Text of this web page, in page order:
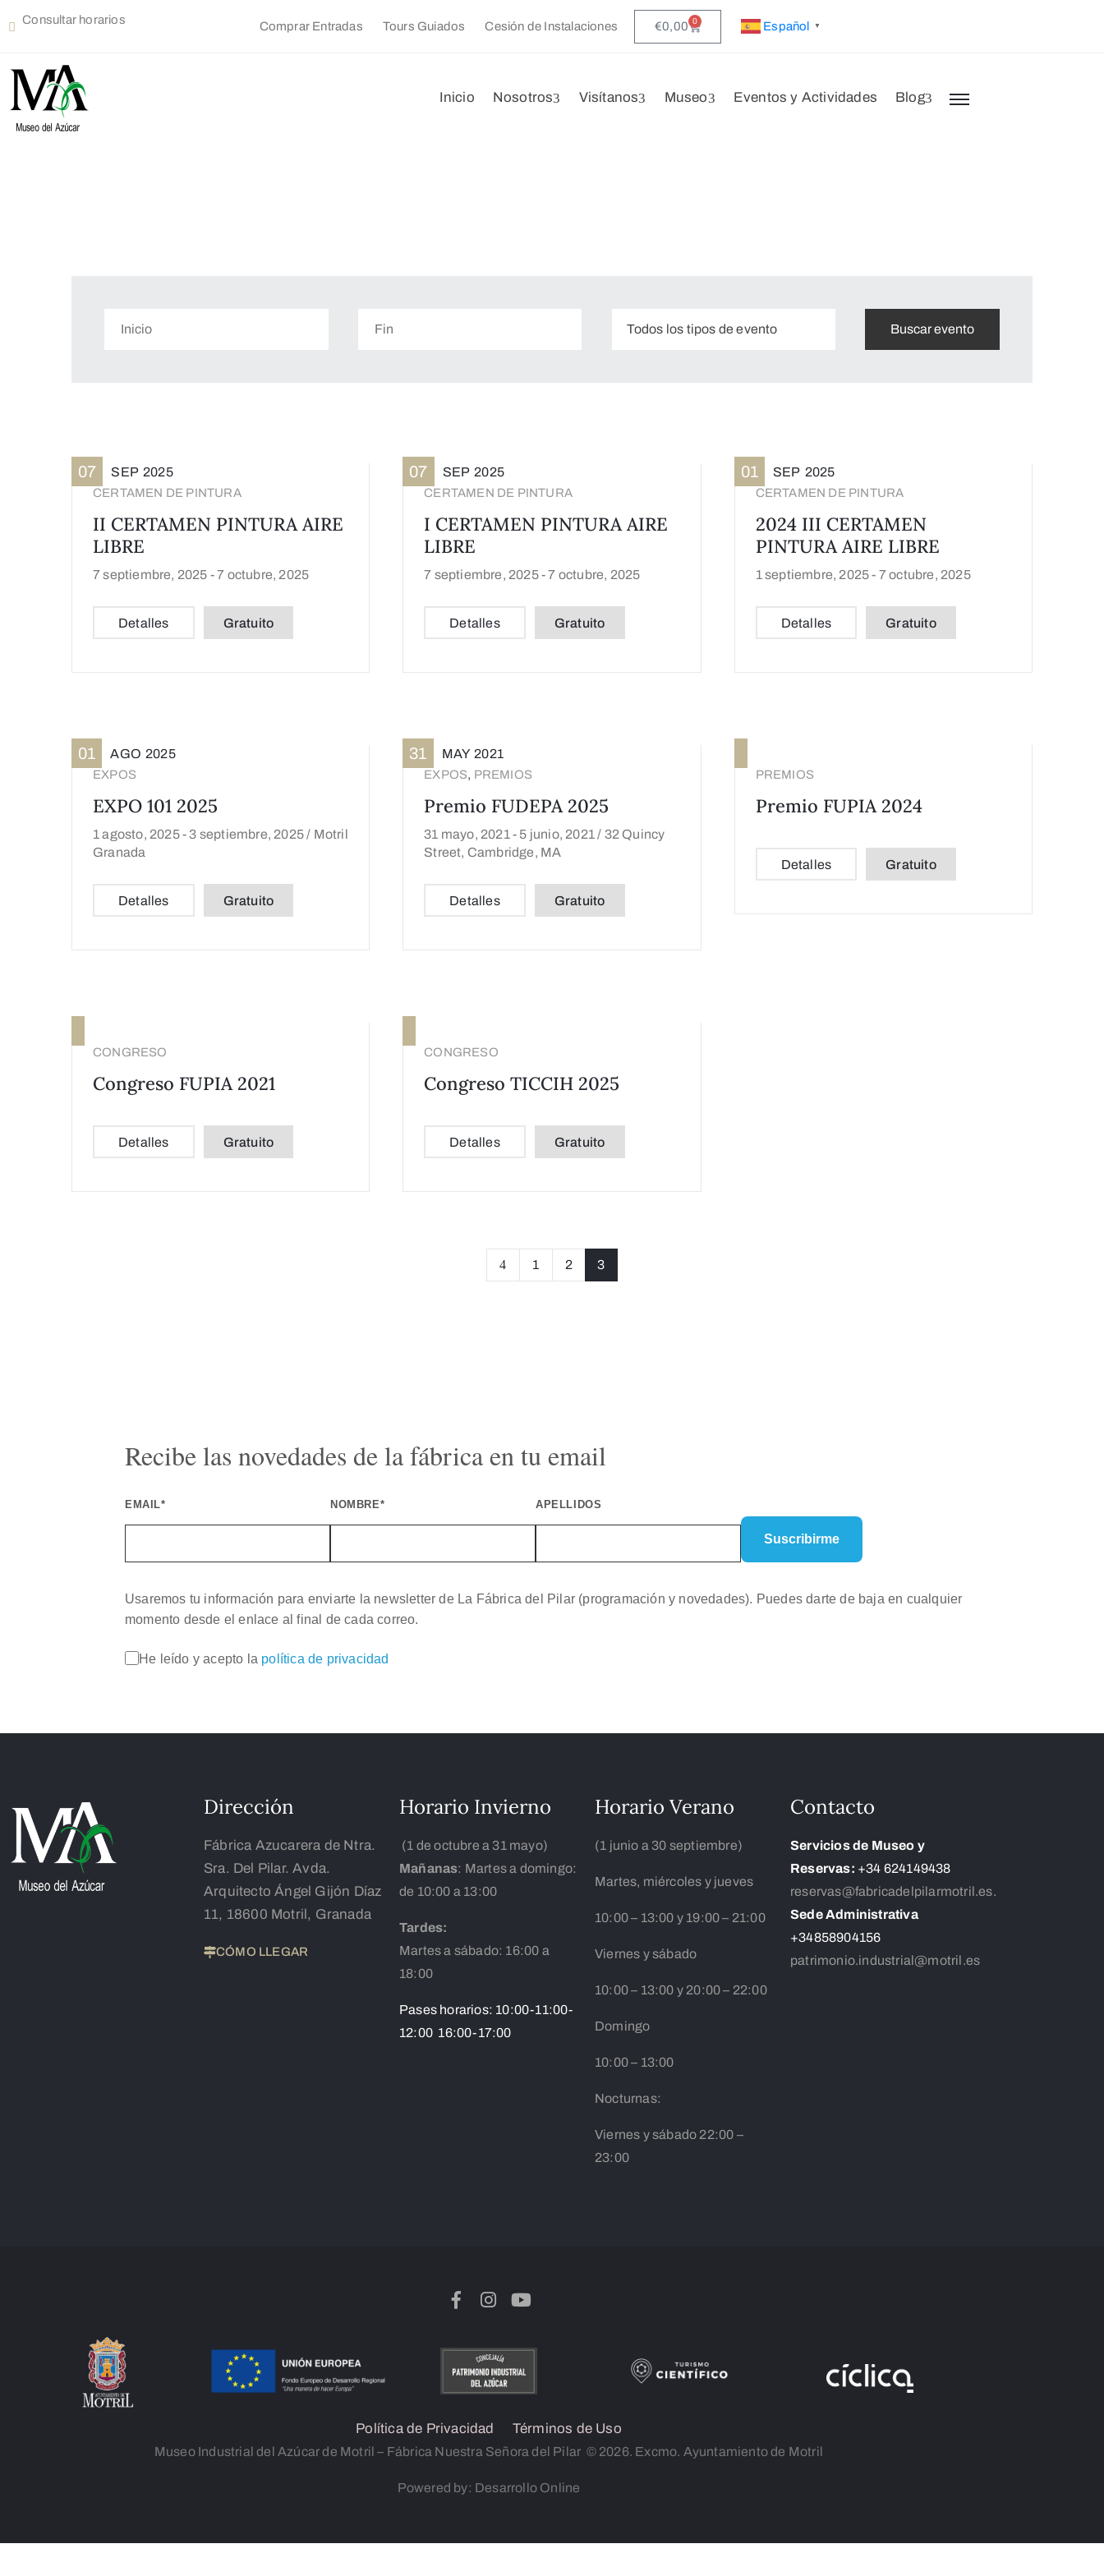
Consultar horarios Comprar Entradas Tours Guiados Cesión de Instalaciones €0,00 0 Español ▼
Inicio Nosotros Visítanos Museo Eventos y Actividades Blog
Todos los tipos de evento
07 SEP 2025
CERTAMEN DE PINTURA
II CERTAMEN PINTURA AIRE
LIBRE
7 septiembre, 2025 -7 octubre, 2025
Detalles Gratuito
07 SEP 2025
CERTAMEN DE PINTURA
I CERTAMEN PINTURA AIRE
LIBRE
7 septiembre, 2025 - 7 octubre, 2025
Detalles Gratuito
01 SEP 2025
CERTAMEN DE PINTURA
2024 III CERTAMEN
PINTURA AIRE LIBRE
1 septiembre, 2025 - 7 octubre, 2025
Detalles Gratuito
01 AGO 2025
EXPOS
EXPO 101 2025
1 agosto, 2025 - 3 septiembre, 2025 / Motril
Granada
Detalles Gratuito
31 MAY 2021
EXPOS, PREMIOS
Premio FUDEPA 2025
31 mayo, 2021 - 5 junio, 2021 / 32 Quincy
Street, Cambridge, MA
Detalles Gratuito
PREMIOS
Premio FUPIA 2024
Detalles Gratuito
CONGRESO
Congreso FUPIA 2021
Detalles Gratuito
CONGRESO
Congreso TICCIH 2025
Detalles Gratuito
1 2 3
Recibe las novedades de la fábrica en tu email
EMAIL* NOMBRE* APELLIDOS
Usaremos tu información para enviarte la newsletter de La Fábrica del Pilar (programación y novedades). Puedes darte de baja en cualquier
momento desde el enlace al final de cada correo.
He leído y acepto la política de privacidad
Dirección
Fábrica Azucarera de Ntra.
Sra. Del Pilar. Avda.
Arquitecto Ángel Gijón Díaz
11, 18600 Motril, Granada
CÓMO LLEGAR
Horario Invierno
(1 de octubre a 31 mayo)
Mañanas: Martes a domingo:
de 10:00 a 13:00
Tardes:
Martes a sábado: 16:00 a
18:00
Pases horarios: 10:00-11:00-
12:00 16:00-17:00
Horario Verano
(1 junio a 30 septiembre)
Martes, miércoles y jueves
10:00 – 13:00 y 19:00 – 21:00
Viernes y sábado
10:00 – 13:00 y 20:00 – 22:00
Domingo
10:00 – 13:00
Nocturnas:
Viernes y sábado 22:00 –
23:00
Contacto
Servicios de Museo y
Reservas: +34 624149438
reservas@fabricadelpilarmotril.es.
Sede Administrativa
+34858904156
patrimonio.industrial@motril.es
Política de Privacidad Términos de Uso
Museo Industrial del Azúcar de Motril – Fábrica Nuestra Señora del Pilar © 2026. Excmo. Ayuntamiento de Motril
Powered by: Desarrollo Online